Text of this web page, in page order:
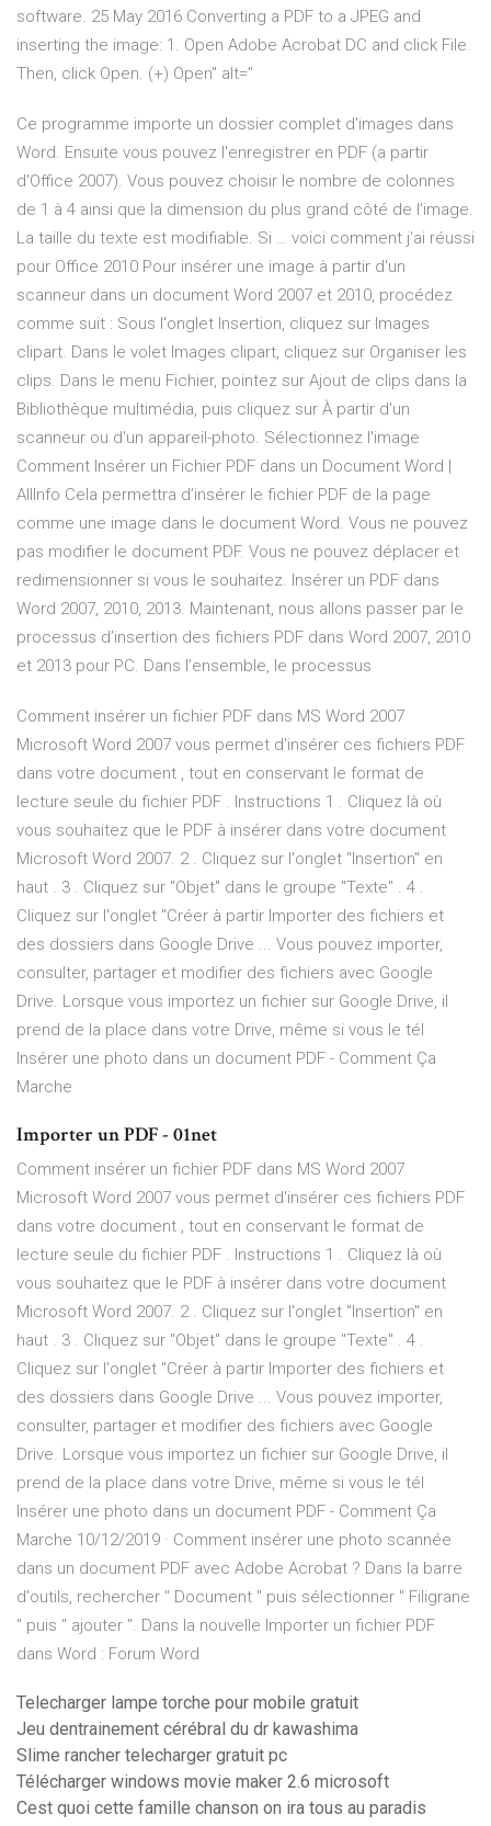
software. 25 May 2016 Converting a PDF to a JPEG and
inserting the image: 1. Open Adobe Acrobat DC and click File.
Then, click Open. (+) Open" alt="
Ce programme importe un dossier complet d'images dans
Word. Ensuite vous pouvez l'enregistrer en PDF (a partir
d'Office 2007). Vous pouvez choisir le nombre de colonnes
de 1 à 4 ainsi que la dimension du plus grand côté de l'image.
La taille du texte est modifiable. Si … voici comment j'ai réussi
pour Office 2010 Pour insérer une image à partir d'un
scanneur dans un document Word 2007 et 2010, procédez
comme suit : Sous l'onglet Insertion, cliquez sur Images
clipart. Dans le volet Images clipart, cliquez sur Organiser les
clips. Dans le menu Fichier, pointez sur Ajout de clips dans la
Bibliothèque multimédia, puis cliquez sur À partir d'un
scanneur ou d'un appareil-photo. Sélectionnez l'image
Comment Insérer un Fichier PDF dans un Document Word |
AllInfo Cela permettra d’insérer le fichier PDF de la page
comme une image dans le document Word. Vous ne pouvez
pas modifier le document PDF. Vous ne pouvez déplacer et
redimensionner si vous le souhaitez. Insérer un PDF dans
Word 2007, 2010, 2013. Maintenant, nous allons passer par le
processus d’insertion des fichiers PDF dans Word 2007, 2010
et 2013 pour PC. Dans l’ensemble, le processus
Comment insérer un fichier PDF dans MS Word 2007
Microsoft Word 2007 vous permet d'insérer ces fichiers PDF
dans votre document , tout en conservant le format de
lecture seule du fichier PDF . Instructions 1 . Cliquez là où
vous souhaitez que le PDF à insérer dans votre document
Microsoft Word 2007. 2 . Cliquez sur l'onglet "Insertion" en
haut . 3 . Cliquez sur "Objet" dans le groupe "Texte" . 4 .
Cliquez sur l'onglet "Créer à partir Importer des fichiers et
des dossiers dans Google Drive ... Vous pouvez importer,
consulter, partager et modifier des fichiers avec Google
Drive. Lorsque vous importez un fichier sur Google Drive, il
prend de la place dans votre Drive, même si vous le tél
Insérer une photo dans un document PDF - Comment Ça
Marche
Importer un PDF - 01net
Comment insérer un fichier PDF dans MS Word 2007
Microsoft Word 2007 vous permet d'insérer ces fichiers PDF
dans votre document , tout en conservant le format de
lecture seule du fichier PDF . Instructions 1 . Cliquez là où
vous souhaitez que le PDF à insérer dans votre document
Microsoft Word 2007. 2 . Cliquez sur l'onglet "Insertion" en
haut . 3 . Cliquez sur "Objet" dans le groupe "Texte" . 4 .
Cliquez sur l'onglet "Créer à partir Importer des fichiers et
des dossiers dans Google Drive ... Vous pouvez importer,
consulter, partager et modifier des fichiers avec Google
Drive. Lorsque vous importez un fichier sur Google Drive, il
prend de la place dans votre Drive, même si vous le tél
Insérer une photo dans un document PDF - Comment Ça
Marche 10/12/2019 · Comment insérer une photo scannée
dans un document PDF avec Adobe Acrobat ? Dans la barre
d'outils, rechercher " Document " puis sélectionner " Filigrane
" puis " ajouter ". Dans la nouvelle Importer un fichier PDF
dans Word : Forum Word
Telecharger lampe torche pour mobile gratuit
Jeu dentrainement cérébral du dr kawashima
Slime rancher telecharger gratuit pc
Télécharger windows movie maker 2.6 microsoft
Cest quoi cette famille chanson on ira tous au paradis